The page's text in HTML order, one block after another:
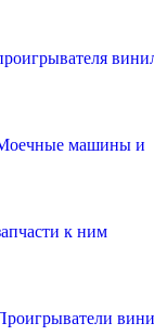
машины и
к ним